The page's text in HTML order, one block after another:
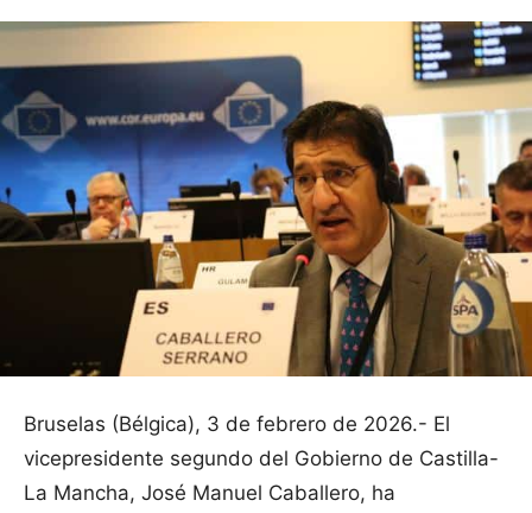
Bruselas (Bélgica), 3 de febrero de 2026.- El
vicepresidente segundo del Gobierno de Castilla-
La Mancha, José Manuel Caballero, ha